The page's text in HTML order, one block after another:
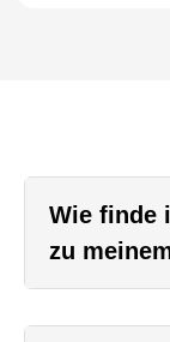
Wie finde
zu